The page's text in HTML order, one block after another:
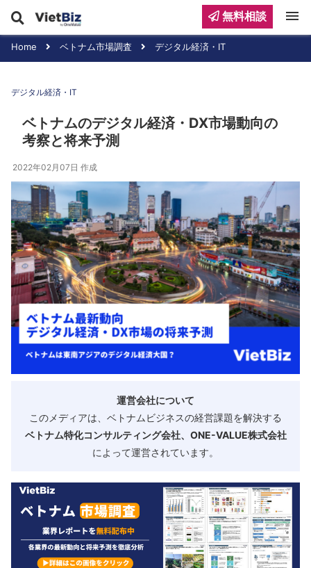
Home ベトナム市場調査 デジタル経済・IT
デジタル経済・IT
ベトナムのデジタル経済・DX市場動向の
考察と将来予測
2022年02月07日 作成
運営会社について
このメディアは、ベトナムビジネスの経営課題を解決する
ベトナム特化コンサルティング会社、ONE-VALUE株式会社
によって運営されています。
無料相談 menu